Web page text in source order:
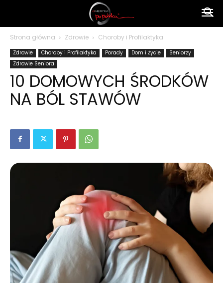
polsku
Strona główna Zdrowie Choroby i Profilaktyka
Zdrowie Choroby i Profilaktyka Porady Dom i Życie
Seniorzy
Zdrowie Seniora
10 DOMOWYCH ŚRODKÓW
NA BÓL STAWÓW